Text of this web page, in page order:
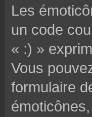
Les
un code
« :) »
Vous
formulaire